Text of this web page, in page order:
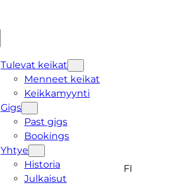
Tulevat keikat
Menneet keikat
Keikkamyynti
Gigs
Past gigs
Bookings
Yhtye
Historia
Julkaisut
FI